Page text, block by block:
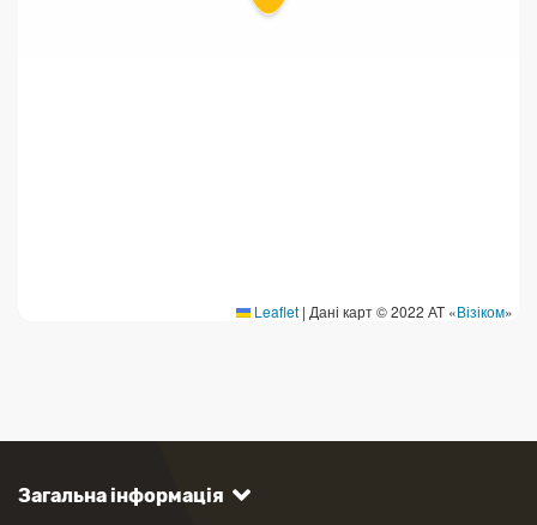
Leaflet | Дані карт © 2022 АТ «Візіком»
Загальна інформація